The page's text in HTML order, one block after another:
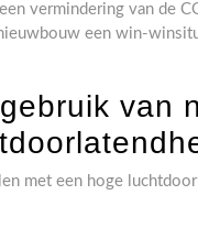
vermindering van de
een win-
van
met een hoge